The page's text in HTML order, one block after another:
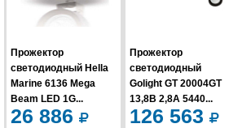
Прожектор
светодиодный Hella
Marine 6136 Mega
Beam LED 1G...
26 886
Прожектор
светодиодный
Golight GT 20004GT
13,8В 2,8А 5440...
126 563